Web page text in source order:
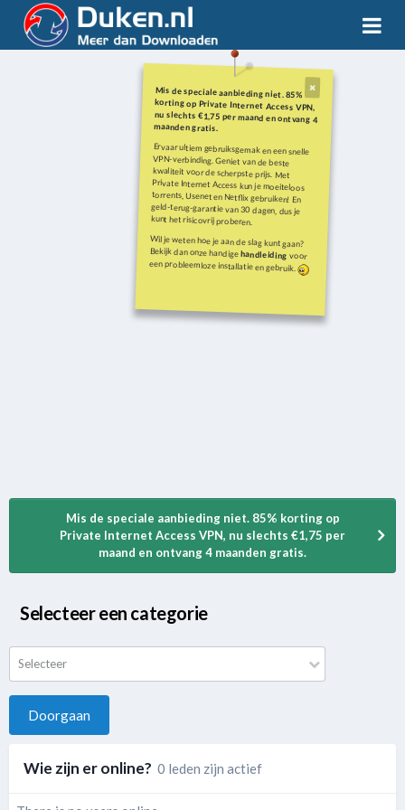
Mis de speciale aanbieding niet. 85%
korting op Private Internet Access VPN,
nu slechts €1,75 per maand en ontvang 4
maanden gratis.
Ervaar ultiem gebruiksgemak en een snelle
VPN-verbinding. Geniet van de beste
kwaliteit voor de scherpste prijs. Met
Private Internet Access kun je moeiteloos
torrents, Usenet en Netflix gebruiken! En
geld-terug-garantie van 30 dagen, dus je
kunt het risicovrij proberen.
Wil je weten hoe je aan de slag kunt gaan?
Bekijk dan onze handigehandleiding voor
een probleemloze installatie en gebruik.
Mis de speciale aanbieding niet. 85% korting op
Private Internet Access VPN, nu slechts €1,75 per
maand en ontvang 4 maanden gratis.
Selecteer een categorie
Selecteer
Doorgaan
Wie zijn er online? 0 leden zijn actief